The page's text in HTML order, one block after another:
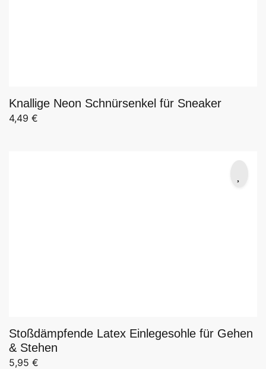
Knallige Neon Schnürsenkel für Sneaker
4,49 €
Stoßdämpfende Latex Einlegesohle für Gehen
& Stehen
5,95 €